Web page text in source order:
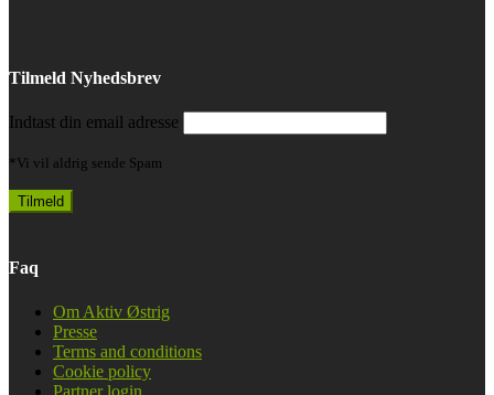
Tilmeld Nyhedsbrev
Indtast din email adresse
*Vi vil aldrig sende Spam
Faq
Om Aktiv Østrig
Presse
Terms and conditions
Cookie policy
Partner login